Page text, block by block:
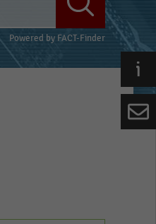
Powered by FACT-Finder